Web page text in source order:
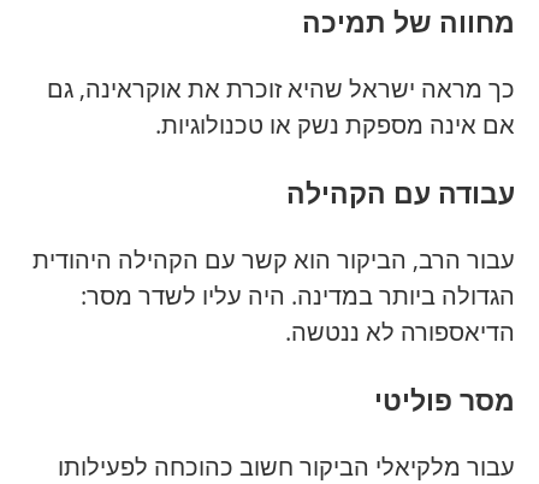
מחווה של תמיכה
כך מראה ישראל שהיא זוכרת את אוקראינה, גם
אם אינה מספקת נשק או טכנולוגיות.
עבודה עם הקהילה
עבור הרב, הביקור הוא קשר עם הקהילה היהודית
הגדולה ביותר במדינה. היה עליו לשדר מסר:
הדיאספורה לא ננטשה.
מסר פוליטי
עבור מלקיאלי הביקור חשוב כהוכחה לפעילותו